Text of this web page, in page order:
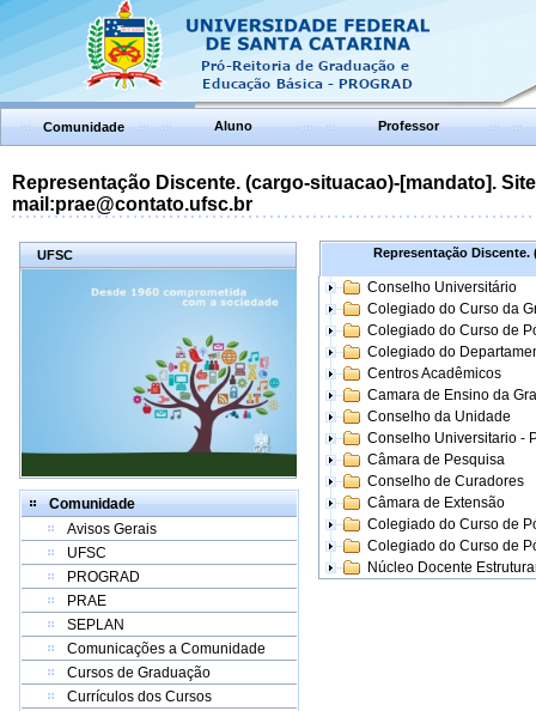
Comunidade Aluno Professor
Representação Discente. (cargo-situacao)-[mandato].
mail:prae@contato.ufsc.br
UFSC
Comunidade
Avisos Gerais
UFSC
PROGRAD
PRAE
SEPLAN
Comunicações a Comunidade
Cursos de Graduação
Currículos dos Cursos
Representação Discente.
Conselho Universitário
Colegiado do Curso da
Colegiado do Curso de
Colegiado do
Centros Acadêmicos
Camara de Ensino da
Conselho da Unidade
Conselho Universitario -
Câmara de Pesquisa
Conselho de Curadores
Câmara de Extensão
Colegiado do Curso de
Colegiado do Curso de
Núcleo Docente